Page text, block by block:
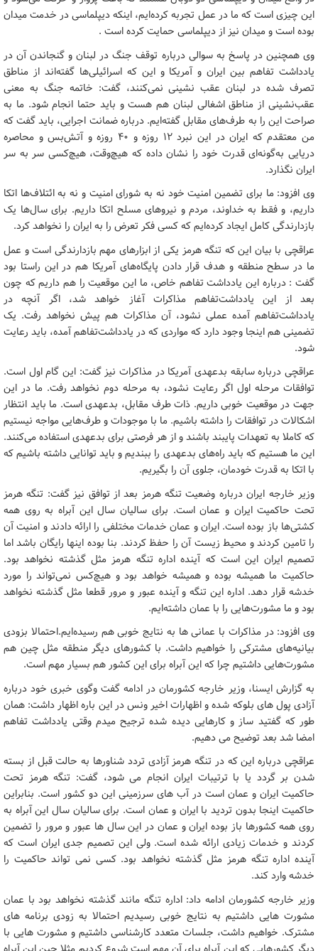
این چیزی است که ما در عمل تجربه کرده‌ایم، اینکه دیپلماسی در خدمت میدان
بوده است و میدان نیز از دیپلماسی حمایت کرده است .
وی همچنین در پاسخ به سوالی درباره توقف جنگ در لبنان و گنجاندن آن در
یادداشت تفاهم بین ایران و آمریکا و این که اسرائیلی‌ها گفته‌اند از مناطق
تصرف شده در لبنان عقب نشینی نمی‌کنند، گفت: خاتمه جنگ به معنی
عقب‌نشینی از مناطق اشغالی لبنان هم هست و باید حتما انجام شود. ما به
صراحت این را به طرف‌های مقابل گفته‌ایم. درباره ضمانت اجرایی، باید گفت که
من معتقدم که ایران در این نبرد ۱۲ روزه و ۴۰ روزه و آتش‌بس و محاصره
دریایی به‌گونه‌ای قدرت خود را نشان داده که هیچ‌وقت، هیچ‌کسی سر به سر
ایران نگذارد.
وی افزود: ما برای تضمین امنیت خود نه به شورای امنیت و نه به ائتلاف‌ها اتکا
داریم، و فقط به خداوند، مردم و نیروهای مسلح اتکا داریم. برای سال‌ها یک
بازدارندگی کامل ایجاد کرده‌ایم که کسی فکر تعرض را به ایران را نخواهد کرد.
عراقچی با بیان این که تنگه هرمز یکی از ابزارهای مهم بازدارندگی است و عمل
ما در سطح منطقه و هدف قرار دادن پایگاه‌های آمریکا هم در این راستا بود
گفت : درباره این یادداشت تفاهم خاص، ما این موقعیت را هم داریم که چون
بعد از این یادداشت‌تفاهم مذاکرات آغاز خواهد شد، اگر آنچه در
یادداشت‌تفاهم آمده عملی نشود، آن مذاکرات هم پیش نخواهد رفت. یک
تضمینی هم اینجا وجود دارد که مواردی که در یادداشت‌تفاهم آمده، باید رعایت
شود.
عراقچی درباره سابقه بدعهدی آمریکا در مذاکرات نیز گفت: این گام اول است.
توافقات مرحله اول اگر رعایت نشود، به مرحله دوم نخواهد رفت. ما در این
جهت در موقعیت خوبی داریم. ذات طرف مقابل، بدعهدی است. ما باید انتظار
اشکالات در توافقات را داشته باشیم. ما با موجودات و طرف‌هایی مواجه نیستیم
که کاملا به تعهدات پایبند باشند و از هر فرصتی برای بدعهدی استفاده می‌کنند.
این ما هستیم که باید راه‌های بدعهدی را ببندیم و باید توانایی داشته باشیم که
با اتکا به قدرت خودمان، جلوی آن را بگیریم.
وزیر خارجه ایران درباره وضعیت تنگه هرمز بعد از توافق نیز گفت: تنگه هرمز
تحت حاکمیت ایران و عمان است. برای سالیان سال این آبراه به روی همه
کشتی‌ها باز بوده است. ایران و عمان خدمات مختلفی را ارائه دادند و امنیت آن
را تامین کردند و محیط زیست آن را حفظ کردند. بنا بوده اینها رایگان باشد اما
تصمیم ایران این است که آینده اداره تنگه هرمز مثل گذشته نخواهد بود.
حاکمیت ما همیشه بوده و همیشه خواهد بود و هیچ‌کس نمی‌تواند را مورد
خدشه قرار دهد. اداره این تنگه و آینده عبور و مرور قطعا مثل گذشته نخواهد
بود و ما مشورت‌هایی را با عمان داشته‌ایم.
وی افزود: در مذاکرات با عمانی ها به نتایج خوبی هم رسیده‌ایم.احتمالا بزودی
بیانیه‌های مشترکی را خواهیم داشت. با کشورهای دیگر منطقه مثل چین هم
مشورت‌هایی داشتیم چرا که این آبراه برای این کشور هم بسیار مهم است.
به گزارش ایسنا، وزیر خارجه کشورمان در ادامه گفت وگوی خبری خود درباره
آزادی پول های بلوکه شده و اظهارات اخیر ونس در این باره اظهار داشت: همان
طور که گفتید ساز و کارهایی دیده شده ترجیح میدم وقتی یادداشت تفاهم
امضا شد بعد توضیح می دهیم.
عراقچی درباره این که در تنگه هرمز آزادی تردد شناورها به حالت قبل از بسته
شدن بر گردد یا با ترتیبات ایران انجام می شود، گفت: تنگه هرمز تحت
حاکمیت ایران و عمان است در آب های سرزمینی این دو کشور است. بنابراین
حاکمیت اینجا بدون تردید با ایران و عمان است. برای سالیان سال این آبراه به
روی همه کشورها باز بوده ایران و عمان در این سال ها عبور و مرور را تضمین
کردند و خدمات زیادی ارائه شده است. ولی این تصمیم جدی ایران است که
آینده اداره تنگه هرمز مثل گذشته نخواهد بود. کسی نمی تواند حاکمیت را
خدشه وارد کند.
وزیر خارجه کشورمان ادامه داد: اداره تنگه مانند گذشته نخواهد بود با عمان
مشورت هایی داشتیم به نتایج خوبی رسیدیم احتمالا به زودی برنامه های
مشترک. خواهیم داشت، جلسات متعدد کارشناسی داشتیم و مشورت هایی با